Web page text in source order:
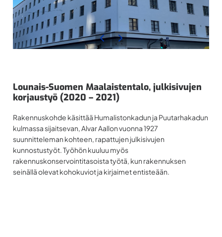
Lounais-Suomen Maalaistentalo, julkisivujen
korjaustyö (2020 – 2021)
Rakennuskohde käsittää Humalistonkadun ja Puutarhakadun
kulmassa sijaitsevan, Alvar Aallon vuonna 1927
suunnitteleman kohteen, rapattujen julkisivujen
kunnostustyöt. Työhön kuuluu myös
rakennuskonservointitasoista työtä, kun rakennuksen
seinällä olevat kohokuviot ja kirjaimet entisteään.